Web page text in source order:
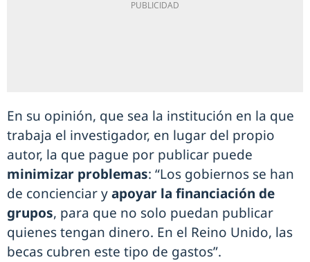
En su opinión, que sea la institución en la que
trabaja el investigador, en lugar del propio
autor, la que pague por publicar puede
minimizar problemas: “Los gobiernos se han
de concienciar yapoyar la financiación de
grupos, para que no solo puedan publicar
quienes tengan dinero. En el Reino Unido, las
becas cubren este tipo de gastos”.